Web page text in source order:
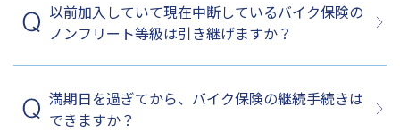
以前加入していて現在中断しているバイク保険の
ノンフリート等級は引き継げますか？
満期日を過ぎてから、バイク保険の継続手続きは
できますか？